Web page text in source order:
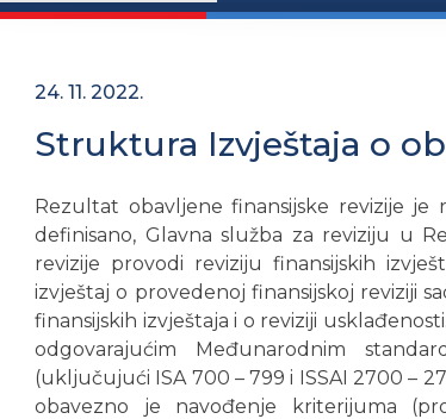
24. 11. 2022.
Struktura Izvještaja o
Rezultat obavljene finansijske revizije je
definisano, Glavna služba za reviziju u
revizije provodi reviziju finansijskih
izvještaj o provedenoj finansijskoj reviziji
finansijskih izvještaja i o reviziji
odgovarajućim Međunarodnim
(uključujući ISA 700 – 799 i ISSAI 2700 –
obavezno je navođenje kriterijuma